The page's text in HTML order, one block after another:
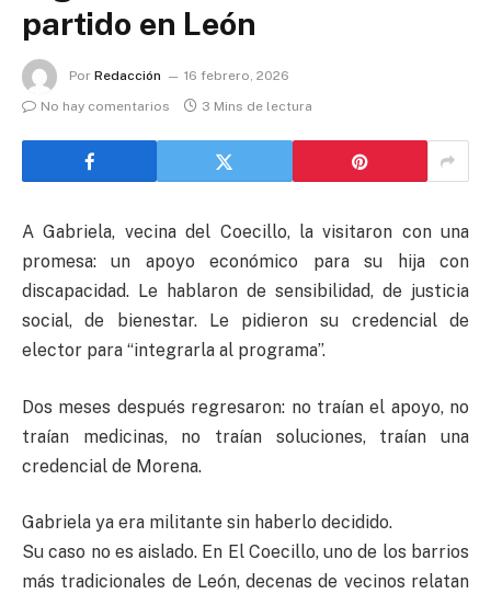
partido en León
Por Redacción
16 febrero, 2026
No hay comentarios
3 Mins de lectura
A Gabriela, vecina del Coecillo, la visitaron con una
promesa: un apoyo económico para su hija con
discapacidad. Le hablaron de sensibilidad, de justicia
social, de bienestar. Le pidieron su credencial de
elector para “integrarla al programa”.
Dos meses después regresaron: no traían el apoyo, no
traían medicinas, no traían soluciones, traían una
credencial de Morena.
Gabriela ya era militante sin haberlo decidido.
Su caso no es aislado. En El Coecillo, uno de los barrios
más tradicionales de León, decenas de vecinos relatan